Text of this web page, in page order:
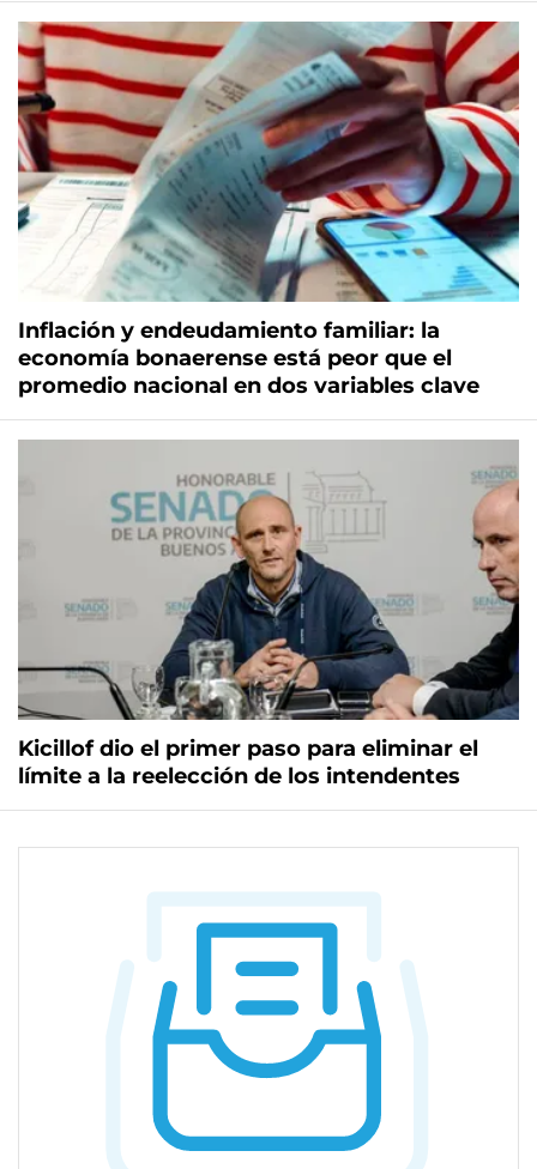
Inflación y endeudamiento familiar: la
economía bonaerense está peor que el
promedio nacional en dos variables clave
Kicillof dio el primer paso para eliminar el
límite a la reelección de los intendentes